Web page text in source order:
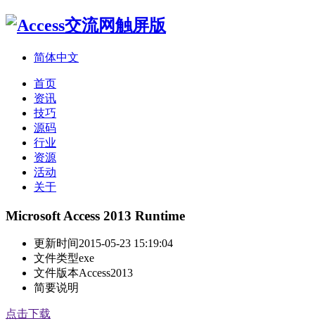
简体中文
首页
资讯
技巧
源码
行业
资源
活动
关于
Microsoft Access 2013 Runtime
更新时间2015-05-23 15:19:04
文件类型exe
文件版本Access2013
简要说明
点击下载